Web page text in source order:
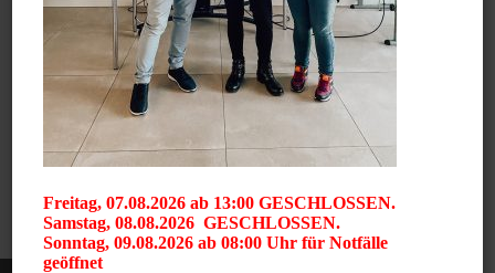
Freitag, 07.08.2026 ab 13:00 GESCHLOSSEN.
Samstag, 08.08.2026 GESCHLOSSEN.
Sonntag, 09.08.2026 ab 08:00 Uhr für Notfälle
geöffnet